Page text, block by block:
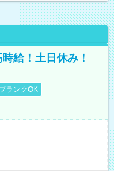
給！土日休み！
ブランクOK